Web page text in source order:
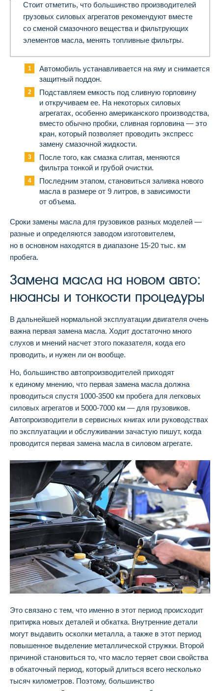
Стоит отметить, что большинство производителей
грузовых силовых агрегатов рекомендуют вместе
со сменой смазочного вещества и фильтрующих
элементов масла, менять топливные фильтры.
Автомобиль устанавливается на яму и снимается
защитный поддон.
Подставляем емкость под сливную горловину
и откручиваем ее. На некоторых силовых
агрегатах, особенно американского производства,
вместо обычно пробки, сливная горловина — это
кран, который позволяет проводить экспресс
замену смазочной жидкости.
После того, как смазка слитая, меняются
фильтра тонкой и грубой очистки.
Последним этапом, становиться заливка нового
масла в размере от 9 литров, в зависимости
от объема.
Сроки замены масла для грузовиков разных моделей —
разные и определяются заводом изготовителем,
но в основном находятся в диапазоне 15-20 тыс. км
пробега.
Замена масла на новом авто:
нюансы и тонкости процедуры
В дальнейшей нормальной эксплуатации двигателя очень
важна первая замена масла. Ходит достаточно много
слухов и мнений насчет этого показателя, когда его
проводить, и нужен ли он вообще.
Но, большинство автопроизводителей приходят
к единому мнению, что первая замена масла должна
проводиться спустя 1000-3500 км пробега для легковых
силовых агрегатов и 5000-7000 км — для грузовиков.
Автопроизводители в сервисных книгах или руководствах
по эксплуатации и обслуживании зачастую пишут, когда
проводится первая замена масла в силовом агрегате.
Это связано с тем, что именно в этот период происходит
притирка новых деталей и обкатка. Внутренние детали
могут выдавить осколки металла, а также в этот период
повышенное выделение металлической стружки. Второй
причиной становиться то, что масло теряет свои свойства
в обкаточный период, который длиться всего несколько
тысяч километров. Поэтому, большинство